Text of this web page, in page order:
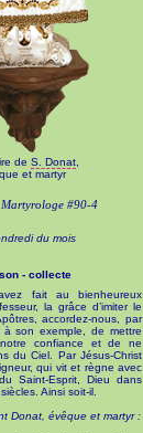
de S. Donat,
et martyr
Martyrologe#90-4
du mois
- collecte
fait au bienheureux
la grâce d’imiter le
accordez-nous, par
son exemple, de mettre
confiance et de ne
du Ciel. Par Jésus-Christ
qui vit et règne avec
Saint-Esprit, Dieu dans
Ainsi soit-il.
Donat, évêque et martyr :